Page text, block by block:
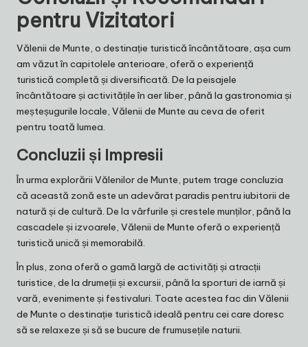
pentru Vizitatori
Vălenii de Munte, o destinație turistică încântătoare, așa cum
am văzut în capitolele anterioare, oferă o experiență
turistică completă și diversificată. De la peisajele
încântătoare și activitățile în aer liber, până la gastronomia și
meșteșugurile locale, Vălenii de Munte au ceva de oferit
pentru toată lumea.
Concluzii și Impresii
În urma explorării Vălenilor de Munte, putem trage concluzia
că această zonă este un adevărat paradis pentru iubitorii de
natură și de cultură. De la vârfurile și crestele munților, până la
cascadele și izvoarele, Vălenii de Munte oferă o experiență
turistică unică și memorabilă.
În plus, zona oferă o gamă largă de activități și atracții
turistice, de la drumeții și excursii, până la sporturi de iarnă și
vară, evenimente și festivaluri. Toate acestea fac din Vălenii
de Munte o destinație turistică ideală pentru cei care doresc
să se relaxeze și să se bucure de frumusețile naturii.